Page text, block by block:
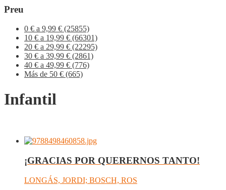
Preu
0 € a 9,99 € (25855)
10 € a 19,99 € (66301)
20 € a 29,99 € (22295)
30 € a 39,99 € (2861)
40 € a 49,99 € (776)
Más de 50 € (665)
Infantil
¡GRACIAS POR QUERERNOS TANTO!
LONGÁS, JORDI; BOSCH, ROS